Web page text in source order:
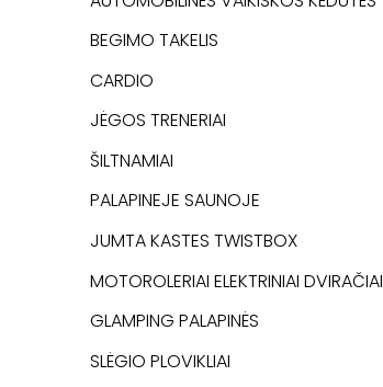
BEGIMO TAKELIS
CARDIO
JĖGOS TRENERIAI
ŠILTNAMIAI
PALAPINEJE SAUNOJE
JUMTA KASTES TWISTBOX
MOTOROLERIAI ELEKTRINIAI DVIRAČIAI
GLAMPING PALAPINĖS
SLĖGIO PLOVIKLIAI